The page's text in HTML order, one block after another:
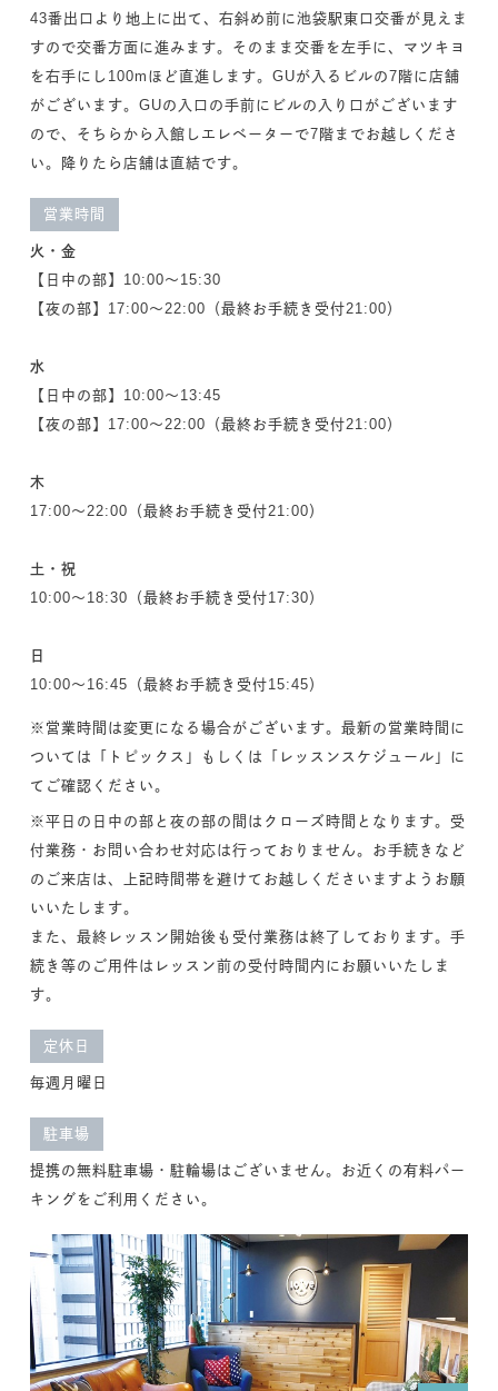
43番出口より地上に出て、右斜め前に池袋駅東口交番が見えま
すので交番方面に進みます。そのまま交番を左手に、マツキヨ
を右手にし100mほど直進します。GUが入るビルの7階に店舗
がございます。GUの入口の手前にビルの入り口がございます
ので、そちらから入館しエレベーターで7階までお越しくださ
い。降りたら店舗は直結です。
営業時間
火・金
【日中の部】10:00～15:30
【夜の部】17:00～22:00（最終お手続き受付21:00）
水
【日中の部】10:00～13:45
【夜の部】17:00～22:00（最終お手続き受付21:00）
木
17:00～22:00（最終お手続き受付21:00）
土・祝
10:00～18:30（最終お手続き受付17:30）
日
10:00～16:45（最終お手続き受付15:45）
※営業時間は変更になる場合がございます。最新の営業時間に
ついては「トピックス」もしくは「レッスンスケジュール」に
てご確認ください。
※平日の日中の部と夜の部の間はクローズ時間となります。受
付業務・お問い合わせ対応は行っておりません。お手続きなど
のご来店は、上記時間帯を避けてお越しくださいますようお願
いいたします。
また、最終レッスン開始後も受付業務は終了しております。手
続き等のご用件はレッスン前の受付時間内にお願いいたしま
す。
定休日
毎週月曜日
駐車場
提携の無料駐車場・駐輪場はございません。お近くの有料パー
キングをご利用ください。